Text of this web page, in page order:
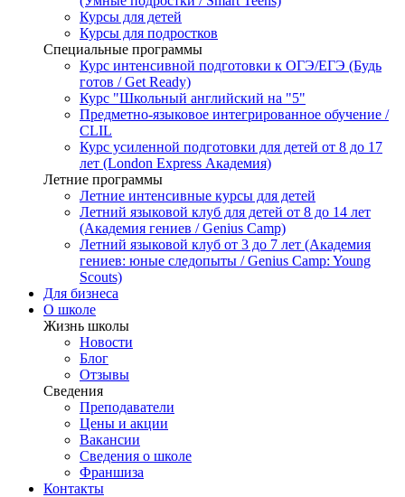
Курсы для детей
Курсы для подростков
Специальные программы
Курс интенсивной подготовки к ОГЭ/ЕГЭ (Будь
готов / Get Ready)
Курс "Школьный английский на "5"
Предметно-языковое интегрированное обучение /
CLIL
Курс усиленной подготовки для детей от 8 до 17
лет (London Express Академия)
Летние программы
Летние интенсивные курсы для детей
Летний языковой клуб для детей от 8 до 14 лет
(Академия гениев / Genius Camp)
Летний языковой клуб от 3 до 7 лет (Академия
гениев: юные следопыты / Genius Camp: Young
Scouts)
Для бизнеса
О школе
Жизнь школы
Новости
Блог
Отзывы
Сведения
Преподаватели
Цены и акции
Вакансии
Сведения о школе
Франшиза
Контакты